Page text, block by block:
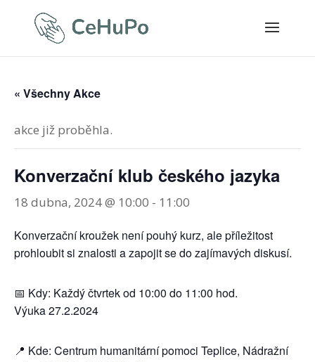
« Všechny Akce
akce již proběhla.
Konverzační klub českého jazyka
18 dubna, 2024 @ 10:00 - 11:00
Konverzační kroužek není pouhý kurz, ale příležitost
prohloubit si znalosti a zapojit se do zajímavých diskusí.
📅 Kdy: Každý čtvrtek od 10:00 do 11:00 hod.
Výuka 27.2.2024
📍 Kde: Centrum humanitární pomoci Teplice, Nádražní